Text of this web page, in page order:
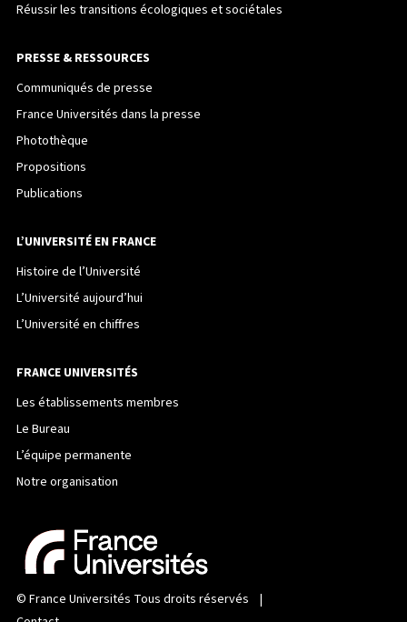
Réussir les transitions écologiques et sociétales
PRESSE & RESSOURCES
Communiqués de presse
France Universités dans la presse
Photothèque
Propositions
Publications
L’UNIVERSITÉ EN FRANCE
Histoire de l’Université
L’Université aujourd’hui
L’Université en chiffres
FRANCE UNIVERSITÉS
Les établissements membres
Le Bureau
L’équipe permanente
Notre organisation
© France Universités Tous droits réservés |